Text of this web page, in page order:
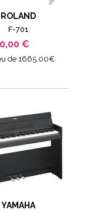
ROLAND
F-701
€
de 1665.00€
YAMAHA